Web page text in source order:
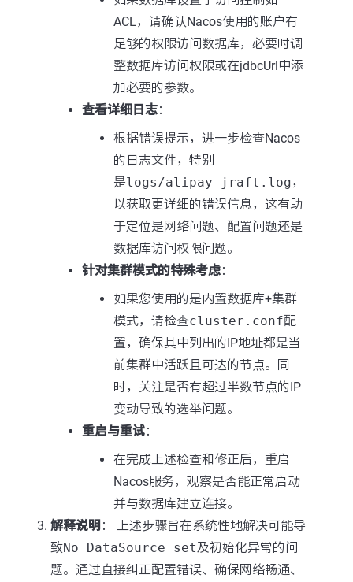
ACL，请确认Nacos使用的账户有
足够的权限访问数据库，必要时调
整数据库访问权限或在jdbcUrl中添
加必要的参数。
查看详细日志：
根据错误提示，进一步检查Nacos
的日志文件，特别
是logs/alipay-jraft.log，
以获取更详细的错误信息，这有助
于定位是网络问题、配置问题还是
数据库访问权限问题。
针对集群模式的特殊考虑：
如果您使用的是内置数据库+集群
模式，请检查cluster.conf配
置，确保其中列出的IP地址都是当
前集群中活跃且可达的节点。同
时，关注是否有超过半数节点的IP
变动导致的选举问题。
重启与重试：
在完成上述检查和修正后，重启
Nacos服务，观察是否能正常启动
并与数据库建立连接。
解释说明 ： 上述步骤旨在系统性地解决可能导
致No DataSource set及初始化异常的问
题。通过直接纠正配置错误、确保网络畅通、